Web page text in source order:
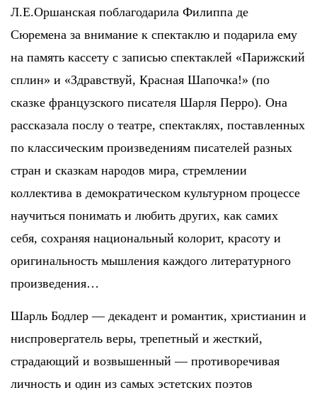
Л.Е.Оршанская поблагодарила Филиппа де
Сюремена за внимание к спектаклю и подарила ему
на память кассету с записью спектаклей «Парижский
сплин» и «Здравствуй, Красная Шапочка!» (по
сказке французского писателя Шарля Перро). Она
рассказала послу о театре, спектаклях, поставленных
по классическим произведениям писателей разных
стран и сказкам народов мира, стремлении
коллектива в демократическом культурном процессе
научиться понимать и любить других, как самих
себя, сохраняя национальный колорит, красоту и
оригинальность мышления каждого литературного
произведения…
Шарль Бодлер — декадент и романтик, христианин и
ниспровергатель веры, трепетный и жесткий,
страдающий и возвышенный — противоречивая
личность и один из самых эстетских поэтов